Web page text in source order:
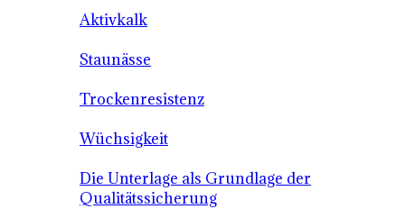
Aktivkalk
Staunässe
Trockenresistenz
Wüchsigkeit
Die Unterlage als Grundlage der
Qualitätssicherung